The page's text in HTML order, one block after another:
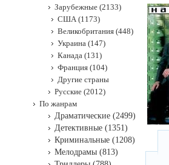
Зарубежные (2133)
США (1173)
Великобритания (448)
Украина (147)
Канада (131)
Франция (104)
Другие страны
Русские (2012)
По жанрам
Драматические (2499)
Детективные (1351)
Криминальные (1208)
Мелодрамы (813)